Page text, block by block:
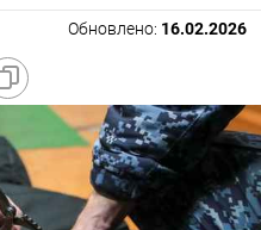
Обновлено: 16.02.2026